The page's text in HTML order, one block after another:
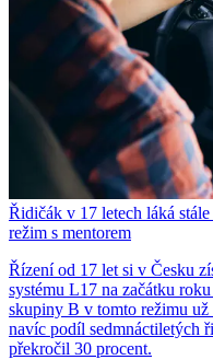
Řidičák v 17 letech láká
režim s mentorem
Řízení od 17 let si v Česku
systému L17 na začátku
skupiny B v tomto režimu
navíc podíl sedmnáctiletých
překročil 30 procent.